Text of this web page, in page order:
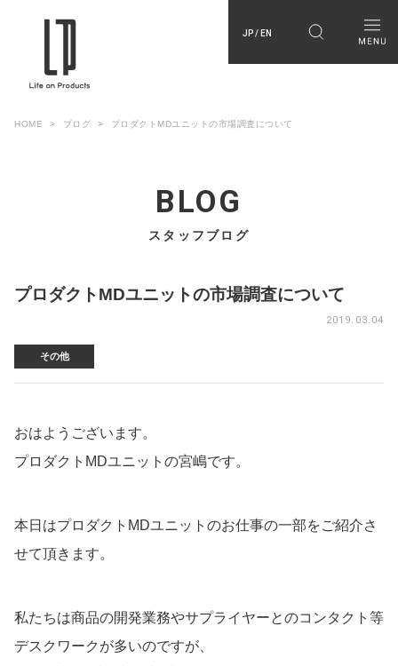
JP / EN
HOME ブログ プロダクトMDユニットの市場調査について
BLOG
スタッフブログ
プロダクトMDユニットの市場調査について
2019.03.04
その他
おはようございます。
プロダクトMDユニットの宮嶋です。
本日はプロダクトMDユニットのお仕事の一部をご紹介さ
せて頂きます。
私たちは商品の開発業務やサプライヤーとのコンタクト等
デスクワークが多いのですが、